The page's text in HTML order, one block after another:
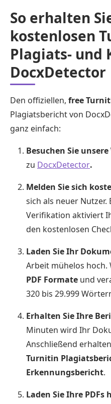
So erhalten
kostenlosen
Plagiats- und
DocxDetector
Den offiziellen, free
Plagiatsbericht von
ganz einfach:
Besuchen Sie
zu DocxDetector.
Melden Sie sich
sich als neuer Nutzer.
Verifikation aktiviert
den kostenlosen
Laden Sie Ihr
Arbeit mühelos
PDF Formate und
320 bis 29.999
Erhalten Sie Ihre
Minuten wird Ihr
Anschließend
Turnitin
Erkennungsbericht.
Laden Sie Ihre PDFs